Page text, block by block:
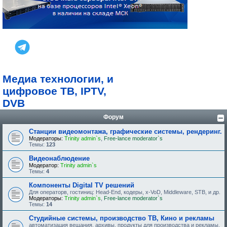
Медиа технологии, и
цифровое ТВ, IPTV,
DVB
Форум
Станции видеомонтажа, графические системы, рендеринг.
Модераторы: Trinity admin`s
Free-lance moderator`s
Темы: 123
Видеонаблюдение
Модератор: Trinity admin`s
Темы: 4
Компоненты Digital TV решений
Для операторв, гостиниц: Head-End, кодеры, x-VoD, Middleware, STB, и др.
Модераторы: Trinity admin`s
Free-lance moderator`s
Темы: 14
Студийные системы, производство ТВ, Кино и рекламы
автоматизация вещания, архивы, продукты для производства и рекламы.